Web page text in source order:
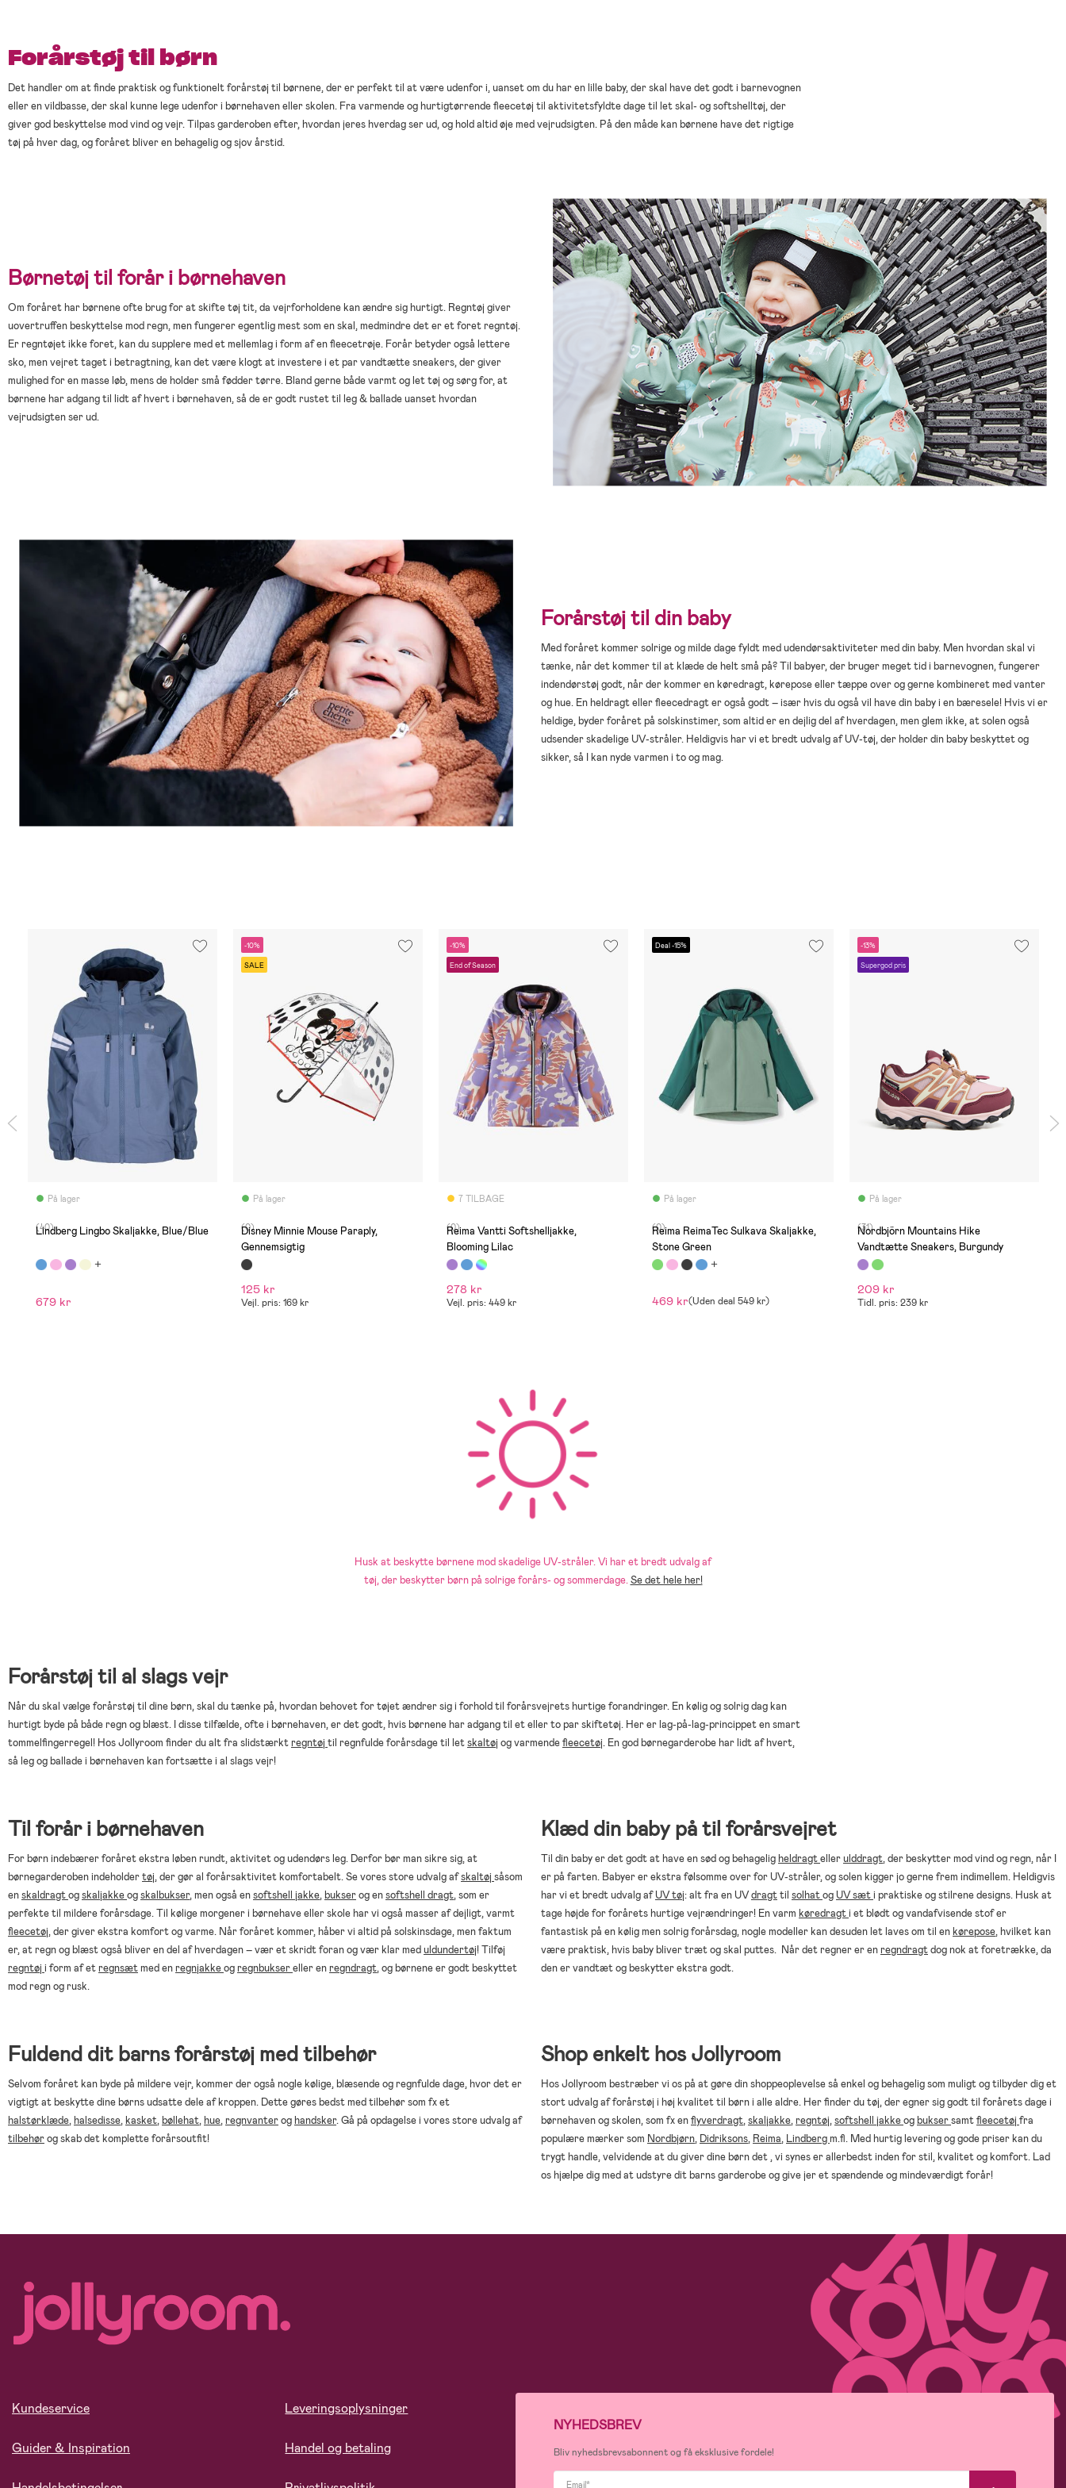
Forårstøj til børn
Det handler om at finde praktisk og funktionelt forårstøj til børnene, der er perfekt til at være udenfor i, uanset om du har en lille baby, der skal have det godt i barnevognen
eller en vildbasse, der skal kunne lege udenfor i børnehaven eller skolen. Fra varmende og hurtigtørrende fleecetøj til aktivitetsfyldte dage til let skal- og softshelltøj, der
giver god beskyttelse mod vind og vejr. Tilpas garderoben efter, hvordan jeres hverdag ser ud, og hold altid øje med vejrudsigten. På den måde kan børnene have det rigtige
tøj på hver dag, og foråret bliver en behagelig og sjov årstid.
Børnetøj til forår i børnehaven
Om foråret har børnene ofte brug for at skifte tøj tit, da vejrforholdene kan ændre sig hurtigt. Regntøj giver
uovertruffen beskyttelse mod regn, men fungerer egentlig mest som en skal, medmindre det er et foret regntøj.
Er regntøjet ikke foret, kan du supplere med et mellemlag i form af en fleecetrøje. Forår betyder også lettere
sko, men vejret taget i betragtning, kan det være klogt at investere i et par vandtætte sneakers, der giver
mulighed for en masse løb, mens de holder små fødder tørre. Bland gerne både varmt og let tøj og sørg for, at
børnene har adgang til lidt af hvert i børnehaven, så de er godt rustet til leg & ballade uanset hvordan
vejrudsigten ser ud.
Forårstøj til din baby
Med foråret kommer solrige og milde dage fyldt med udendørsaktiviteter med din baby. Men hvordan skal vi
tænke, når det kommer til at klæde de helt små på? Til babyer, der bruger meget tid i barnevognen, fungerer
indendørstøj godt, når der kommer en køredragt, kørepose eller tæppe over og gerne kombineret med vanter
og hue. En heldragt eller fleecedragt er også godt – især hvis du også vil have din baby i en bæresele! Hvis vi er
heldige, byder foråret på solskinstimer, som altid er en dejlig del af hverdagen, men glem ikke, at solen også
udsender skadelige UV-stråler. Heldigvis har vi et bredt udvalg af UV-tøj, der holder din baby beskyttet og
sikker, så I kan nyde varmen i to og mag.
På lager
(40)
Lindberg Lingbo Skaljakke, Blue/Blue
679 kr
-10%
SALE
På lager
(0)
Disney Minnie Mouse Paraply,
Gennemsigtig
125 kr
Vejl. pris: 169 kr
-10%
End of Season
7 TILBAGE
(0)
Reima Vantti Softshelljakke,
Blooming Lilac
278 kr
Vejl. pris: 449 kr
Deal -15%
På lager
(0)
Reima ReimaTec Sulkava Skaljakke,
Stone Green
469 kr(Uden deal 549 kr)
-13%
Supergod pris
På lager
(31)
Nordbjörn Mountains Hike
Vandtætte Sneakers, Burgundy
209 kr
Tidl. pris: 239 kr
Husk at beskytte børnene mod skadelige UV-stråler. Vi har et bredt udvalg af
tøj, der beskytter børn på solrige forårs- og sommerdage.Se det hele her!
Forårstøj til al slags vejr
Når du skal vælge forårstøj til dine børn, skal du tænke på, hvordan behovet for tøjet ændrer sig i forhold til forårsvejrets hurtige forandringer. En kølig og solrig dag kan
hurtigt byde på både regn og blæst. I disse tilfælde, ofte i børnehaven, er det godt, hvis børnene har adgang til et eller to par skiftetøj. Her er lag-på-lag-princippet en smart
tommelfingerregel! Hos Jollyroom finder du alt fra slidstærktregntøj til regnfulde forårsdage til letskaltøj og varmendefleecetøj. En god børnegarderobe har lidt af hvert,
så leg og ballade i børnehaven kan fortsætte i al slags vejr!
Til forår i børnehaven
For børn indebærer foråret ekstra løben rundt, aktivitet og udendørs leg. Derfor bør man sikre sig, at
børnegarderoben indeholdertøj, der gør al forårsaktivitet komfortabelt. Se vores store udvalg afskaltøj såsom
enskaldragtogskaljakkeogskalbukser, men også ensoftshell jakke,bukserog ensoftshell dragt, som er
perfekte til mildere forårsdage. Til kølige morgener i børnehave eller skole har vi også masser af dejligt, varmt
fleecetøj, der giver ekstra komfort og varme. Når foråret kommer, håber vi altid på solskinsdage, men faktum
er, at regn og blæst også bliver en del af hverdagen – vær et skridt foran og vær klar meduldundertøj! Tilføj
regntøj i form af etregnsætmed enregnjakkeogregnbuksereller enregndragt, og børnene er godt beskyttet
mod regn og rusk.
Klæd din baby på til forårsvejret
Til din baby er det godt at have en sød og behageligheldragtellerulddragt, der beskytter mod vind og regn, når I
er på farten. Babyer er ekstra følsomme over for UV-stråler, og solen kigger jo gerne frem indimellem. Heldigvis
har vi et bredt udvalg afUV tøj: alt fra en UVdragttil solhatog UV sæti praktiske og stilrene designs. Husk at
tage højde for forårets hurtige vejrændringer! En varm køredragti et blødt og vandafvisende stof er
fantastisk på en kølig men solrig forårsdag, nogle modeller kan desuden let laves om til enkørepose, hvilket kan
være praktisk, hvis baby bliver træt og skal puttes. Når det regner er enregndragtdog nok at foretrække, da
den er vandtæt og beskytter ekstra godt.
Fuldend dit barns forårstøj med tilbehør
Selvom foråret kan byde på mildere vejr, kommer der også nogle kølige, blæsende og regnfulde dage, hvor det er
vigtigt at beskytte dine børns udsatte dele af kroppen. Dette gøres bedst med tilbehør som fx et
halstørklæde,halsedisse,kasket,bøllehat,hue,regnvanteroghandsker. Gå på opdagelse i vores store udvalg af
tilbehørog skab det komplette forårsoutfit!
Shop enkelt hos Jollyroom
Hos Jollyroom bestræber vi os på at gøre din shoppeoplevelse så enkel og behagelig som muligt og tilbyder dig et
stort udvalg af forårstøj i høj kvalitet til børn i alle aldre. Her finder du tøj, der egner sig godt til forårets dage i
børnehaven og skolen, som fx enflyverdragt,skaljakke,regntøj,softshell jakkeogbuksersamtfleecetøj fra
populære mærker som Nordbjørn, Didriksons, Reima, Lindbergm.fl. Med hurtig levering og gode priser kan du
trygt handle, velvidende at du giver dine børn det , vi synes er allerbedst inden for stil, kvalitet og komfort. Lad
os hjælpe dig med at udstyre dit barns garderobe og give jer et spændende og mindeværdigt forår!
Kundeservice
Guider & Inspiration
Leveringsoplysninger
Handel og betaling
NYHEDSBREV
Bliv nyhedsbrevsabonnent og få eksklusive fordele!
Email*